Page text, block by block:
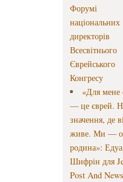
Форумі
національних
директорів
Всесвітнього
Єврейського
Конгресу
«Для мене
— це єврей.
значення, де
живе. Ми —
родина»:
Шифрін для
Post And News